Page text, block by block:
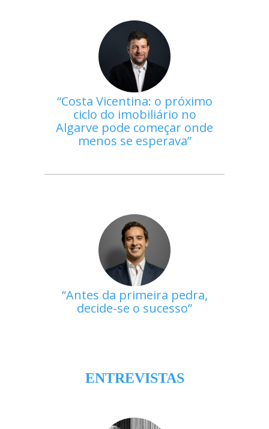
Costa Vicentina: o próximo
ciclo do imobiliário no
Algarve pode começar onde
menos se esperava
Antes da primeira pedra,
decide-se o sucesso
ENTREVISTAS